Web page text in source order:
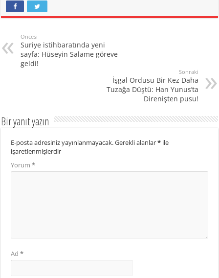
Öncesi
Suriye istihbaratında yeni
sayfa: Hüseyin Salame göreve
geldi!
Sonraki
İşgal Ordusu Bir Kez Daha
Tuzağa Düştü: Han Yunus’ta
Direnişten pusu!
Bir yanıt yazın
E-posta adresiniz yayınlanmayacak.Gerekli alanlar* ile
işaretlenmişlerdir
Yorum*
Ad*